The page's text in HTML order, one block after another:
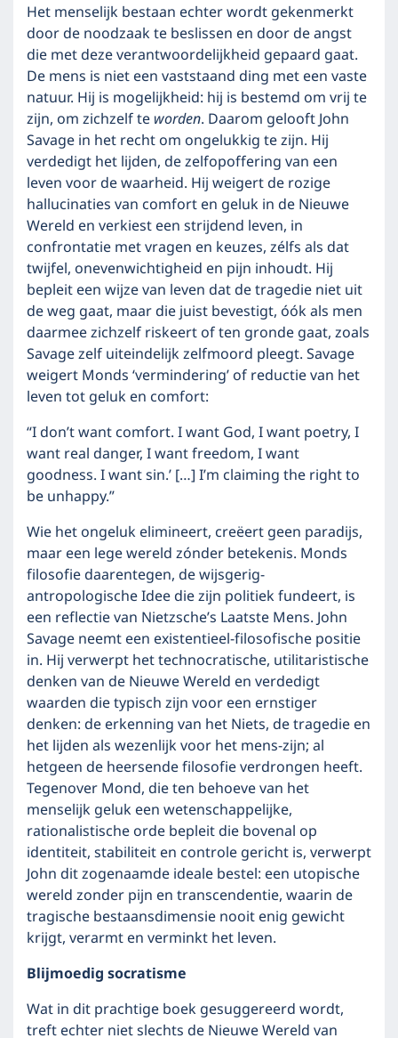
Het menselijk bestaan echter wordt gekenmerkt
door de noodzaak te beslissen en door de angst
die met deze verantwoordelijkheid gepaard gaat.
De mens is niet een vaststaand ding met een vaste
natuur. Hij is mogelijkheid: hij is bestemd om vrij te
zijn, om zichzelf teworden. Daarom gelooft John
Savage in het recht om ongelukkig te zijn. Hij
verdedigt het lijden, de zelfopoffering van een
leven voor de waarheid. Hij weigert de rozige
hallucinaties van comfort en geluk in de Nieuwe
Wereld en verkiest een strijdend leven, in
confrontatie met vragen en keuzes, zélfs als dat
twijfel, onevenwichtigheid en pijn inhoudt. Hij
bepleit een wijze van leven dat de tragedie niet uit
de weg gaat, maar die juist bevestigt, óók als men
daarmee zichzelf riskeert of ten gronde gaat, zoals
Savage zelf uiteindelijk zelfmoord pleegt. Savage
weigert Monds ‘vermindering’ of reductie van het
leven tot geluk en comfort:
“I don’t want comfort. I want God, I want poetry, I
want real danger, I want freedom, I want
goodness. I want sin.’ […] I’m claiming the right to
be unhappy.”
Wie het ongeluk elimineert, creëert geen paradijs,
maar een lege wereld zónder betekenis. Monds
filosofie daarentegen, de wijsgerig-
antropologische Idee die zijn politiek fundeert, is
een reflectie van Nietzsche’s Laatste Mens. John
Savage neemt een existentieel-filosofische positie
in. Hij verwerpt het technocratische, utilitaristische
denken van de Nieuwe Wereld en verdedigt
waarden die typisch zijn voor een ernstiger
denken: de erkenning van het Niets, de tragedie en
het lijden als wezenlijk voor het mens-zijn; al
hetgeen de heersende filosofie verdrongen heeft.
Tegenover Mond, die ten behoeve van het
menselijk geluk een wetenschappelijke,
rationalistische orde bepleit die bovenal op
identiteit, stabiliteit en controle gericht is, verwerpt
John dit zogenaamde ideale bestel: een utopische
wereld zonder pijn en transcendentie, waarin de
tragische bestaansdimensie nooit enig gewicht
krijgt, verarmt en verminkt het leven.
Blijmoedig socratisme
Wat in dit prachtige boek gesuggereerd wordt,
treft echter niet slechts de Nieuwe Wereld van